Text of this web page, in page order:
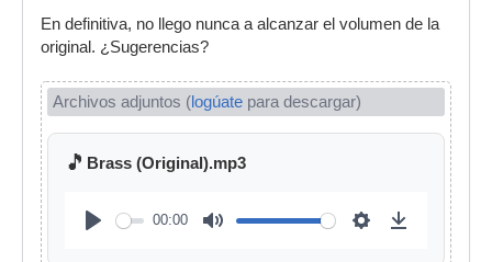
En definitiva, no llego nunca a alcanzar el volumen de la
original. ¿Sugerencias?
Archivos adjuntos (logúate para descargar)
🎵 Brass (Original).mp3
00:00